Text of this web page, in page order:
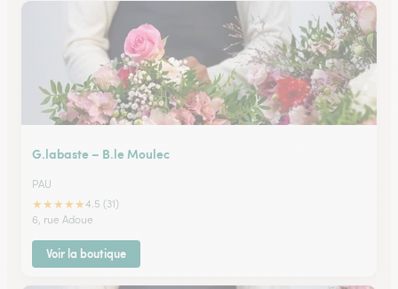
G.labaste – B.le Moulec
PAU
★★★★★4.5 (31)
6, rue Adoue
Voir la boutique